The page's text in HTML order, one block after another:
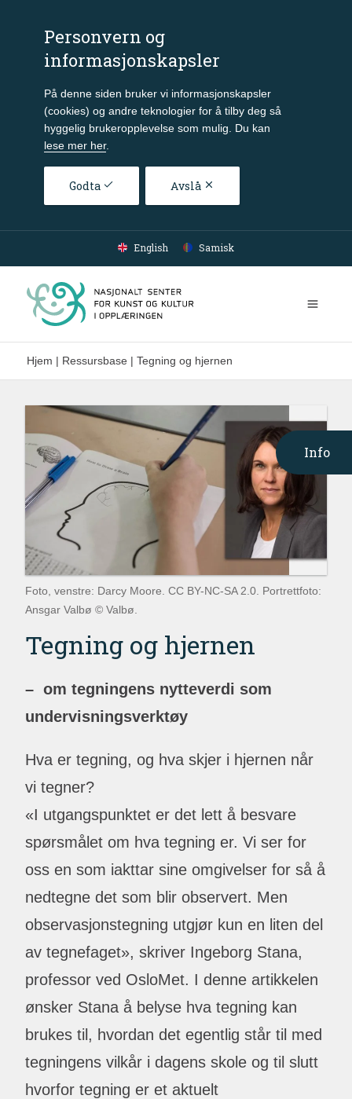
Personvern og
informasjonskapsler
På denne siden bruker vi informasjonskapsler
(cookies) og andre teknologier for å tilby deg så
hyggelig brukeropplevelse som mulig. Du kan
lese mer her.
Godta Avslå
Gå til hovedinnhold
English Samisk
Hjem | Ressursbase | Tegning og hjernen
Info
Foto, venstre: Darcy Moore. CC BY-NC-SA 2.0. Portrettfoto:
Ansgar Valbø © Valbø.
Tegning og hjernen
– om tegningens nytteverdi som
undervisningsverktøy
Hva er tegning, og hva skjer i hjernen når
vi tegner?
«I utgangspunktet er det lett å besvare
spørsmålet om hva tegning er. Vi ser for
oss en som iakttar sine omgivelser for så å
nedtegne det som blir observert. Men
observasjonstegning utgjør kun en liten del
av tegnefaget», skriver Ingeborg Stana,
professor ved OsloMet. I denne artikkelen
ønsker Stana å belyse hva tegning kan
brukes til, hvordan det egentlig står til med
tegningens vilkår i dagens skole og til slutt
hvorfor tegning er et aktuelt